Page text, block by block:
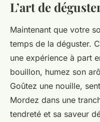
L’art de
Maintenant que votre
temps de la déguster.
une expérience à part
bouillon, humez son
Goûtez une nouille,
Mordez dans une
tendreté et sa saveur